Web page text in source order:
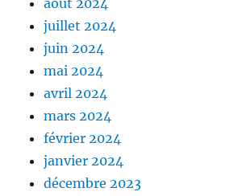
juillet 2024
juin 2024
mai 2024
avril 2024
mars 2024
février 2024
janvier 2024
décembre 2023